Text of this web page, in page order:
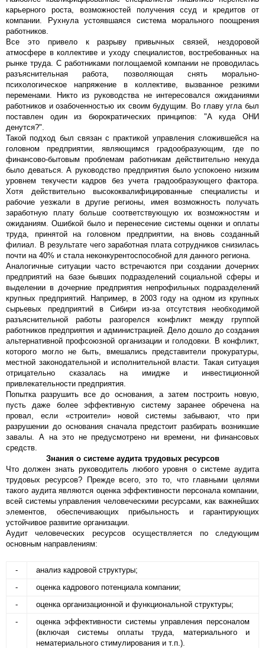
карьерного роста, возможностей получения ссуд и кредитов от
компании. Рухнула устоявшаяся система морального поощрения
работников.
Все это привело к разрыву привычных связей, нездоровой
атмосфере в коллективе и уходу специалистов, востребованных на
рынке труда. С работниками поглощаемой компании не проводилась
разъяснительная работа, позволяющая снять морально-
психологическое напряжение в коллективе, вызванное резкими
переменами. Никто из руководства не интересовался ожиданиями
работников и озабоченностью их своим будущим. Во главу угла был
поставлен один из бюрократических принципов: "А куда ОНИ
денутся?".
Такой подход был связан с практикой управления сложившейся на
головном предприятии, являющимся градообразующим, где по
финансово-бытовым проблемам работникам действительно некуда
было деваться. А руководство предприятия было успокоено низким
уровнем текучести кадров без учета градообразующего фактора.
Хотя действительно высококвалифицированные специалисты и
рабочие уезжали в другие регионы, имея возможность получать
заработную плату больше соответствующую их возможностям и
ожиданиям. Ошибкой было и перенесение системы оценки и оплаты
труда, принятой на головном предприятии, на вновь созданный
филиал. В результате чего заработная плата сотрудников снизилась
почти на 40% и стала неконкурентоспособной для данного региона.
Аналогичные ситуации часто встречаются при создании дочерних
предприятий на базе бывших подразделений социальной сферы и
выделении в дочерние предприятия непрофильных подразделений
крупных предприятий. Например, в 2003 году на одном из крупных
сырьевых предприятий в Сибири из-за отсутствия необходимой
разъяснительной работы разгорелся конфликт между группой
работников предприятия и администрацией. Дело дошло до создания
альтернативной профсоюзной организации и голодовки. В конфликт,
которого могло не быть, вмешались представители прокуратуры,
местной законодательной и исполнительной власти. Такая ситуация
отрицательно сказалась на имидже и инвестиционной
привлекательности предприятия.
Попытка разрушить все до основания, а затем построить новую,
пусть даже более эффективную систему заранее обречена на
провал, если «строители» новой системы забывают, что при
разрушении до основания сначала предстоит разбирать возникшие
завалы. А на это не предусмотрено ни времени, ни финансовых
средств.
Знания о системе аудита трудовых ресурсов
Что должен знать руководитель любого уровня о системе аудита
трудовых ресурсов? Прежде всего, это то, что главными целями
такого аудита являются оценка эффективности персонала компании,
всей системы управления человеческими ресурсами, как важнейших
элементов, обеспечивающих прибыльность и гарантирующих
устойчивое развитие организации.
Аудит человеческих ресурсов осуществляется по следующим
основным направлениям:
-
анализ кадровой структуры;
-
оценка кадрового потенциала компании;
-
оценка организационной и функциональной структуры;
-
оценка эффективности системы управления персоналом
(включая системы оплаты труда, материального и
нематериального стимулирования и т.п.).